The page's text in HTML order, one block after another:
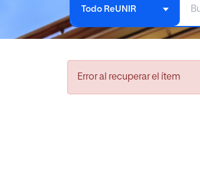
Todo ReUNIR
Error al recuperar el ítem